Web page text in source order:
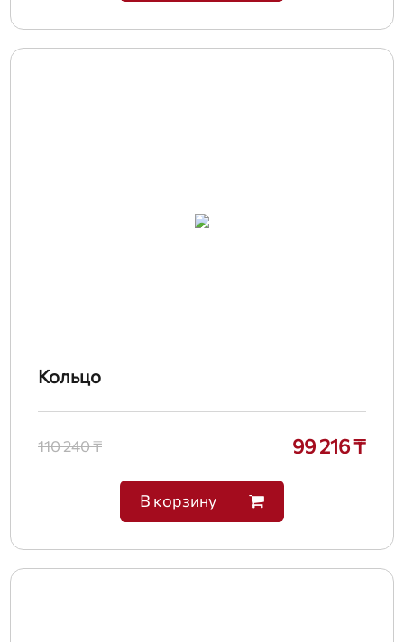
Кольцо
110 240 ₸ 99 216 ₸
В корзину